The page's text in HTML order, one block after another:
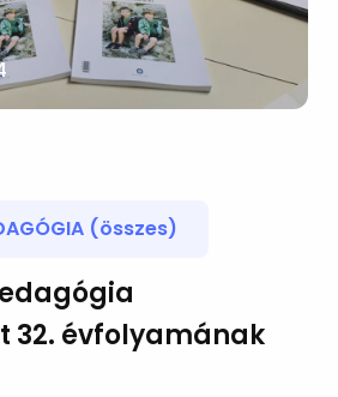
(összes)
32. évfolyamának